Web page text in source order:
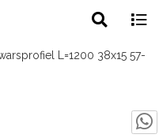
search
L=1200 38x15 57-